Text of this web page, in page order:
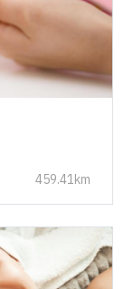
459.41km